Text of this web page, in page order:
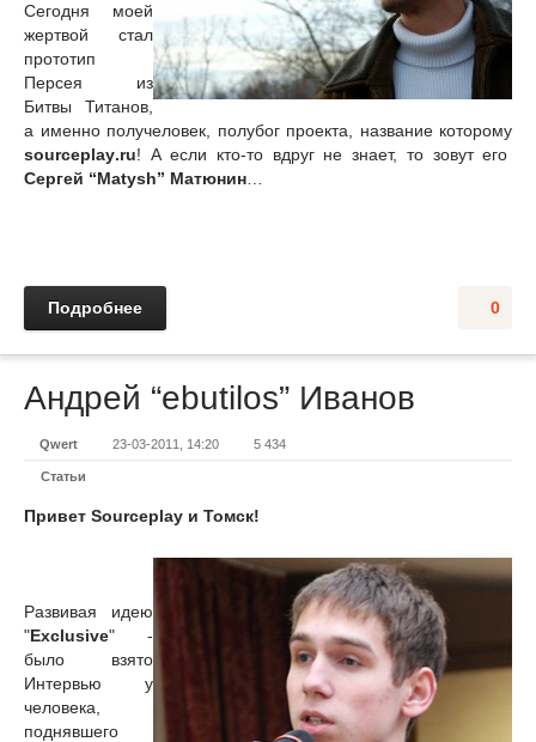
Сегодня моей
жертвой стал
прототип
Персея из
Битвы Титанов,
а именно получеловек, полубог проекта, название которому
sourceplay.ru! А если кто-то вдруг не знает, то зовут его
Сергей “Matysh” Матюнин
0
Подробнее
Андрей “ebutilos” Иванов
Qwert 23-03-2011, 14:20 5 434
Статьи
Привет Sourceplay и Томск!
Развивая идею
"Exclusive" -
было взято
Интервью у
человека,
поднявшего